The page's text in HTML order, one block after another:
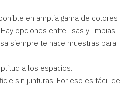
en amplia gama de colores
opciones entre lisas y limpias
siempre te hace muestras para
a los espacios.
sin junturas. Por eso es fácil de